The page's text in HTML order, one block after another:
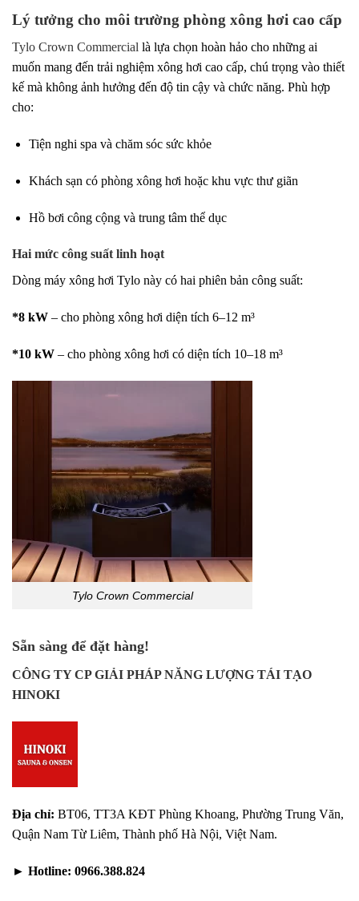
Lý tưởng cho môi trường phòng xông hơi cao cấp
Tylo Crown Commercial là lựa chọn hoàn hảo cho những ai
muốn mang đến trải nghiệm xông hơi cao cấp, chú trọng vào thiết
kế mà không ảnh hưởng đến độ tin cậy và chức năng. Phù hợp
cho:
Tiện nghi spa và chăm sóc sức khỏe
Khách sạn có phòng xông hơi hoặc khu vực thư giãn
Hồ bơi công cộng và trung tâm thể dục
Hai mức công suất linh hoạt
Dòng máy xông hơi Tylo này có hai phiên bản công suất:
*8 kW – cho phòng xông hơi diện tích 6–12 m³
*10 kW – cho phòng xông hơi có diện tích 10–18 m³
Tylo Crown Commercial
Sẵn sàng để đặt hàng!
CÔNG TY CP GIẢI PHÁP NĂNG LƯỢNG TÁI TẠO
HINOKI
Địa chỉ: BT06, TT3A KĐT Phùng Khoang, Phường Trung Văn,
Quận Nam Từ Liêm, Thành phố Hà Nội, Việt Nam.
► Hotline: 0966.388.824